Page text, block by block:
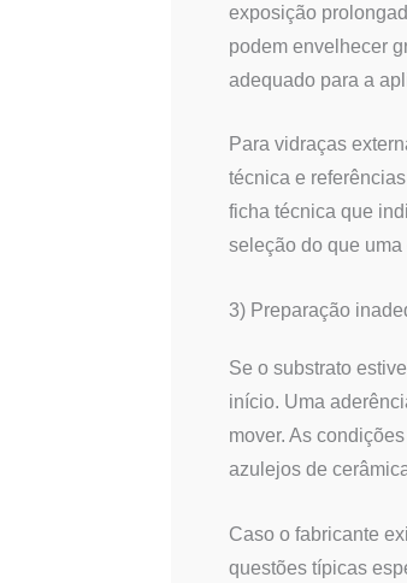
exposição
podem envelhecer
adequado para a
Para vidraças
técnica e
ficha técnica que
seleção do que uma
3) Preparação
Se o substrato
início. Uma
mover. As
azulejos de
Caso o fabricante
questões típicas